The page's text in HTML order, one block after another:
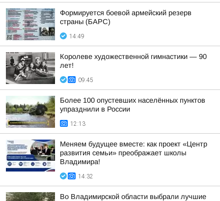
Формируется боевой армейский резерв
страны (БАРС)
14:49
Королеве художественной гимнастики — 90
лет!
09:45
Более 100 опустевших населённых пунктов
упразднили в России
12:13
Меняем будущее вместе: как проект «Центр
развития семьи» преображает школы
Владимира!
14:32
Во Владимирской области выбрали лучшие